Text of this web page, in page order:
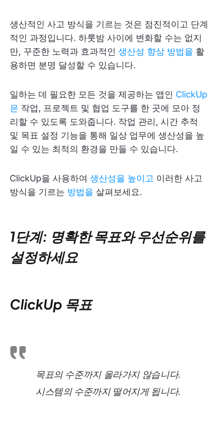
생산적인 사고 방식을 기르는 것은 점진적이고 단계
적인 과정입니다. 하룻밤 사이에 변화할 수는 없지
만, 꾸준한 노력과 효과적인 생산성 향상 방법을 활
용하면 분명 달성할 수 있습니다.
일하는 데 필요한 모든 것을 제공하는 앱인 ClickUp
은 작업, 프로젝트 및 협업 도구를 한 곳에 모아 정
리할 수 있도록 도와줍니다. 작업 관리, 시간 추적
및 목표 설정 기능을 통해 일상 업무에 생산성을 높
일 수 있는 최적의 환경을 만들 수 있습니다.
ClickUp을 사용하여 생산성을 높이고 이러한 사고
방식을 기르는 방법을 살펴보세요.
1단계: 명확한 목표와 우선순위를
설정하세요
ClickUp 목표
목표의 수준까지 올라가지 않습니다.
시스템의 수준까지 떨어지게 됩니다.